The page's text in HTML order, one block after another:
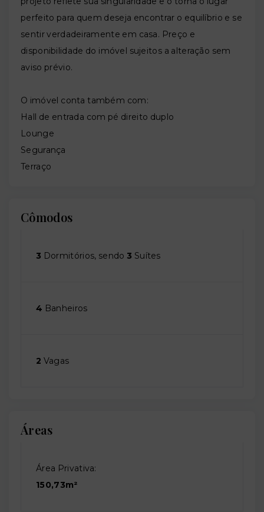
perfeito para quem deseja encontrar o equilíbrio e se
sentir verdadeiramente em casa. Preço e
disponibilidade do imóvel sujeitos a alteração sem
aviso prévio.
O imóvel conta também com:
Hall de entrada com pé direito duplo
Lounge
Segurança
Terraço
Cômodos
3 Dormitórios, sendo 3 Suítes
4 Banheiros
2 Vagas
Áreas
Área Privativa:
150,73m²